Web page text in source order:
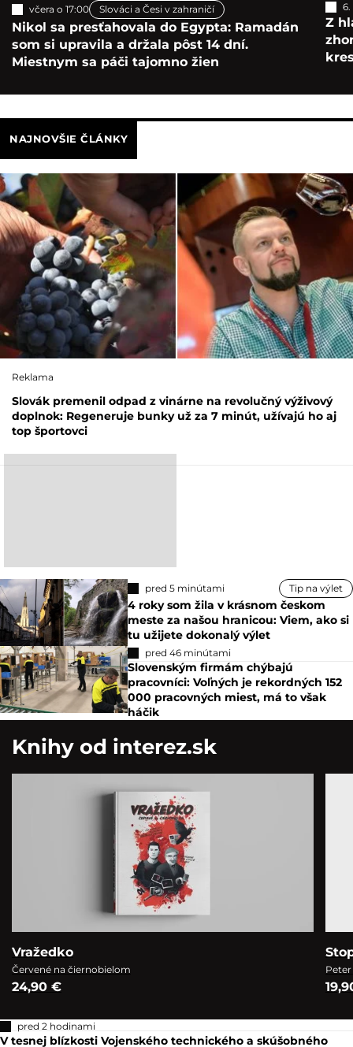
včera o 17:00 Slováci a Česi v zahraničí
Nikol sa presťahovala do Egypta: Ramadán
som si upravila a držala pôst 14 dní.
Miestnym sa páči tajomno žien
Z
NAJNOVŠIE ČLÁNKY
Reklama
Slovák premenil odpad z vinárne na revolučný výživový
doplnok: Regeneruje bunky už za 7 minút, užívajú ho aj
top športovci
pred 5 minútami Tip na výlet
4 roky som žila v krásnom českom
meste za našou hranicou: Viem, ako si
tu užijete dokonalý výlet
pred 46 minútami
Slovenským firmám chýbajú
pracovníci: Voľných je rekordných 152
000 pracovných miest, má to však
háčik
Knihy od interez.sk
Vražedko
Červené na čiernobielom
24,90 €
pred 2 hodinami
V tesnej blízkosti Vojenského technického a skúšobného